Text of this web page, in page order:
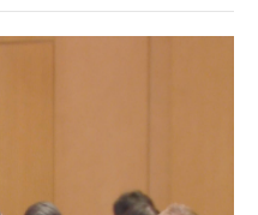
đông đảo đại biểu đến
đơn vị nghiên cứu,
nông dân đang trực
lúa phát thải thấp.